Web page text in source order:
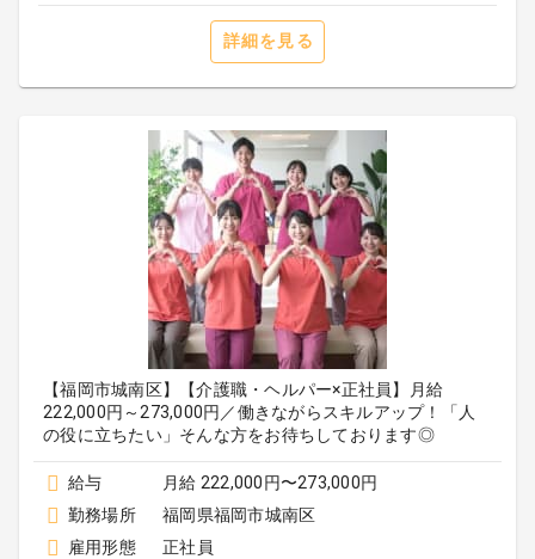
詳細を見る
【福岡市城南区】【介護職・ヘルパー×正社員】月給
222,000円～273,000円／働きながらスキルアップ！「人
の役に立ちたい」そんな方をお待ちしております◎
給与
月給 222,000円〜273,000円
勤務場所
福岡県福岡市城南区
雇用形態
正社員